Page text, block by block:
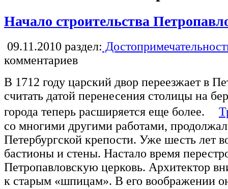
Начало строительства
09.11.2010 раздел:
комментариев
В 1712 году царский двор переезжает в
считать датой перенесения столицы на
города теперь расширяется еще более.
со многими другими работами,
Петербургской крепости. Уже шесть лет
бастионы и стены. Настало время
Петропавловскую церковь. Архитектор
к старым «шпицам». В его воображении